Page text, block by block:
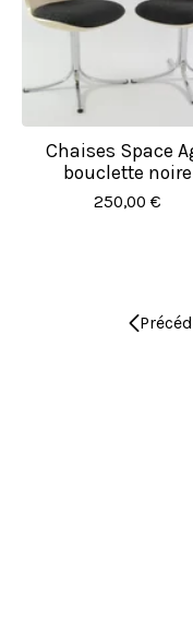
Chaises Space
bouclette noire
250,00 €